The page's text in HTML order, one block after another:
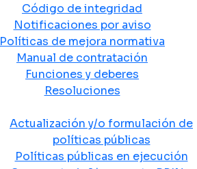
Código de integridad
Notificaciones por aviso
Políticas de mejora normativa
Manual de contratación
Funciones y deberes
Resoluciones
Actualización y/o formulación de
políticas públicas
Políticas públicas en ejecución